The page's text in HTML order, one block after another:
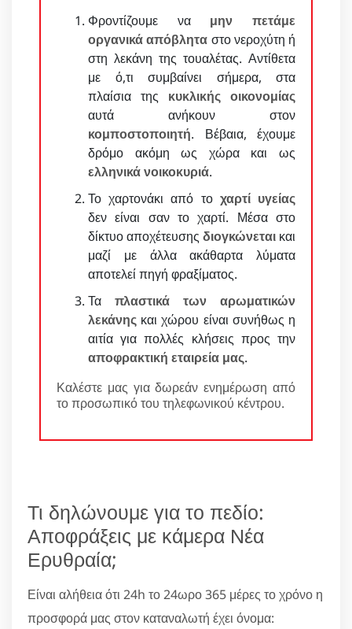
Φροντίζουμε να μην πετάμε
οργανικά απόβλητα στο νεροχύτη ή
στη λεκάνη της τουαλέτας. Αντίθετα
με ό,τι συμβαίνει σήμερα, στα
πλαίσια της κυκλικής οικονομίας
αυτά ανήκουν στον
κομποστοποιητή. Βέβαια, έχουμε
δρόμο ακόμη ως χώρα και ως
ελληνικά νοικοκυριά.
Το χαρτονάκι από το χαρτί υγείας
δεν είναι σαν το χαρτί. Μέσα στο
δίκτυο αποχέτευσης διογκώνεται και
μαζί με άλλα ακάθαρτα λύματα
αποτελεί πηγή φραξίματος.
Τα πλαστικά των αρωματικών
λεκάνης και χώρου είναι συνήθως η
αιτία για πολλές κλήσεις προς την
αποφρακτική εταιρεία μας.
Καλέστε μας για δωρεάν ενημέρωση από
το προσωπικό του τηλεφωνικού κέντρου.
Τι δηλώνουμε για το πεδίο:
Αποφράξεις με κάμερα Νέα
Ερυθραία;
Είναι αλήθεια ότι 24h το 24ωρο 365 μέρες το χρόνο η
προσφορά μας στον καταναλωτή έχει όνομα: